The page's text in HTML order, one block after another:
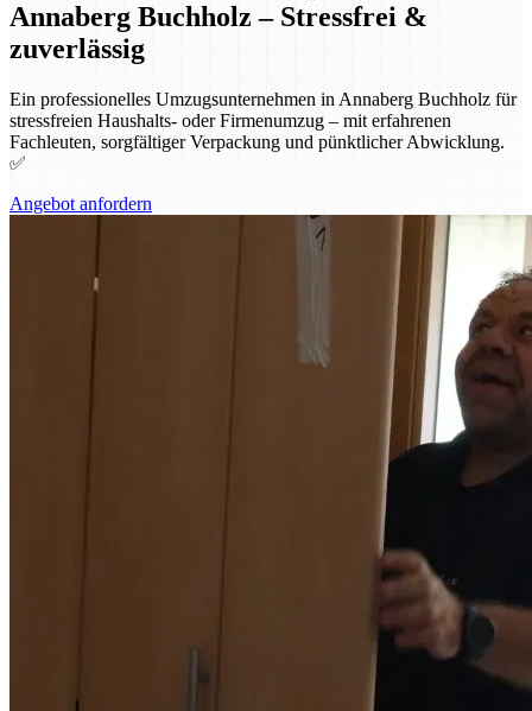
Annaberg Buchholz – Stressfrei &
zuverlässig
Ein professionelles Umzugsunternehmen in Annaberg Buchholz für
stressfreien Haushalts- oder Firmenumzug – mit erfahrenen
Fachleuten, sorgfältiger Verpackung und pünktlicher Abwicklung.
✅
Angebot anfordern